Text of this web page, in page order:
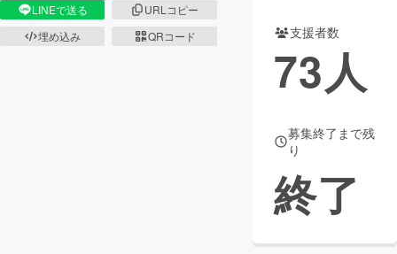
LINEで送る
URLコピー
埋め込み
QRコード 支援者数
73人
募集終了まで残
り
終了